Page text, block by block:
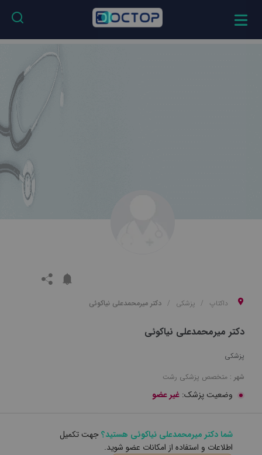
داکتاپ پزشکی دکتر میرمحمدعلی نیاکوئی
دکتر میرمحمدعلی نیاکوئی
پزشکی
شهر : متخصص پزشکی رشت
وضعیت پزشک: غیر عضو
شما دکتر میرمحمدعلی نیاکوئی هستید؟جهت تکمیل
اطلاعات و استفاده از امکانات عضو شوید.